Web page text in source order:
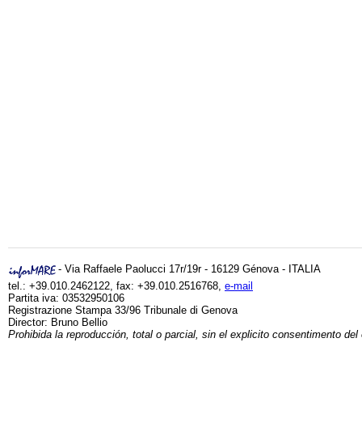
- Via Raffaele Paolucci 17r/19r - 16129 Génova - ITALIA
tel.: +39.010.2462122, fax: +39.010.2516768, e-mail
Partita iva: 03532950106
Registrazione Stampa 33/96 Tribunale di Genova
Director: Bruno Bellio
Prohibida la reproducción, total o parcial, sin el explicito consentimento del